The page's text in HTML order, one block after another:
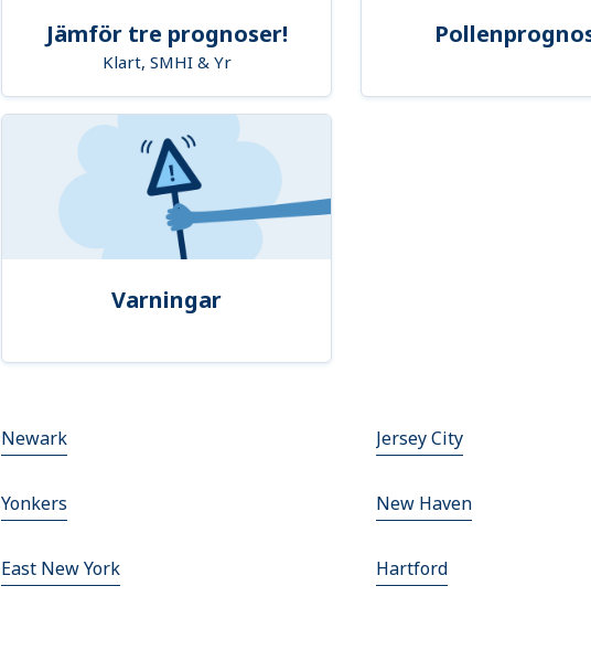
Jämför tre prognoser!
Klart, SMHI & Yr
Varningar
Newark Jersey City
Yonkers New Haven
East New York Hartford